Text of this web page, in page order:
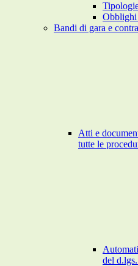
Obblighi
Bandi di gara e
Atti e
tutte le
del